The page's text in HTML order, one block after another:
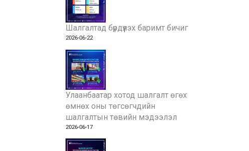
Шалгалтад бүрдүүлэх баримт бичиг
2026-06-22
Улаанбаатар хотод шалгалт өгөх
өмнөх оны төгсөгчдийн
шалгалтын төвийн мэдээлэл
2026-06-17